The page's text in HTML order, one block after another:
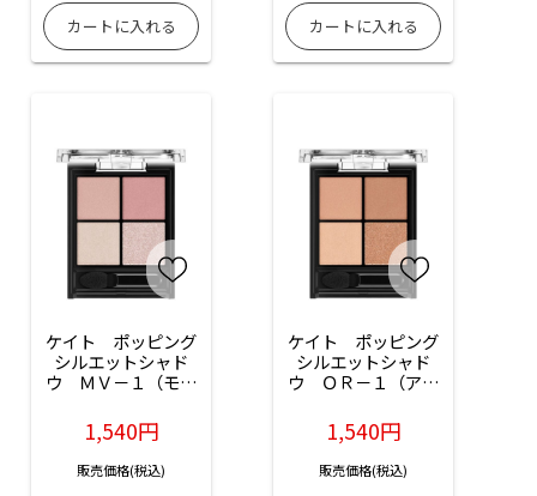
ケイト　ポッピング
シルエットシャド
ウ　ＭＶ－１（モー
1,540円
販売価格(税込)
ケイト　ポッピング
シルエットシャド
ウ　ＯＲ－１（アプ
3.6g入
1,540円
販売価格(税込)